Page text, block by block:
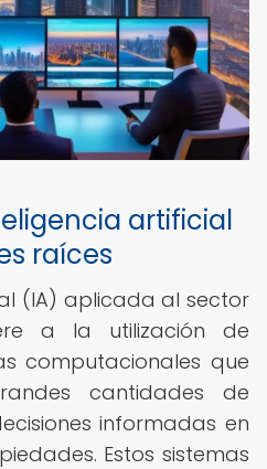
artificial
raíces
(IA) aplicada al sector
a la utilización de
computacionales que
cantidades de
informadas en
Estos sistemas